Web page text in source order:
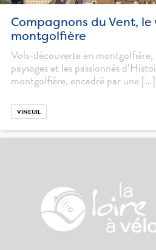
Compagnons du Vent,
montgolfière
Vols-découverte en
paysages et les passionnés
montgolfière, encadré par une […]
VINEUIL